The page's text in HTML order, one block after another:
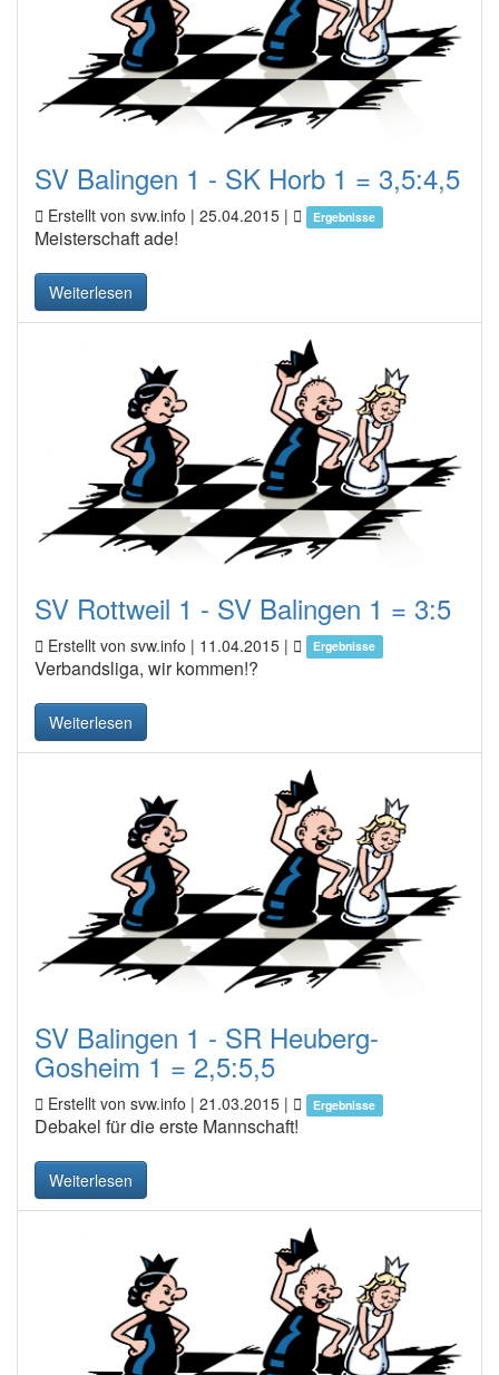
SV Balingen 1 - SK Horb 1 = 3,5:4,5
Erstellt von svw.info | 25.04.2015 | Ergebnisse
Meisterschaft ade!
Weiterlesen
SV Rottweil 1 - SV Balingen 1 = 3:5
Erstellt von svw.info | 11.04.2015 | Ergebnisse
Verbandsliga, wir kommen!?
Weiterlesen
SV Balingen 1 - SR Heuberg-
Gosheim 1 = 2,5:5,5
Erstellt von svw.info | 21.03.2015 | Ergebnisse
Debakel für die erste Mannschaft!
Weiterlesen